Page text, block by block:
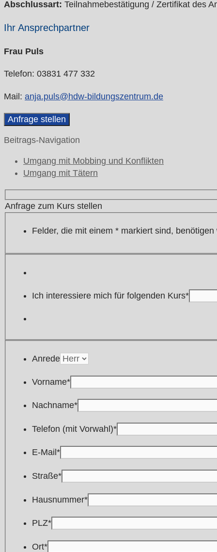
Abschlussart: Teilnahmebestätigung / Zertifikat des
Ihr Ansprechpartner
Frau Puls
Telefon: 03831 477 332
Mail: anja.puls@hdw-bildungszentrum.de
Anfrage stellen
Beitrags-Navigation
Umgang mit Mobbing und Konflikten
Umgang mit Tätern
Anfrage zum Kurs stellen
Felder, die mit einem * markiert sind,
Bitte lasse dieses Feld leer.
Ich interessiere mich für folgenden Kurs*
Anrede
Vorname*
Nachname*
Telefon (mit Vorwahl)*
E-Mail *
Straße*
Hausnummer*
PLZ*
Ort*